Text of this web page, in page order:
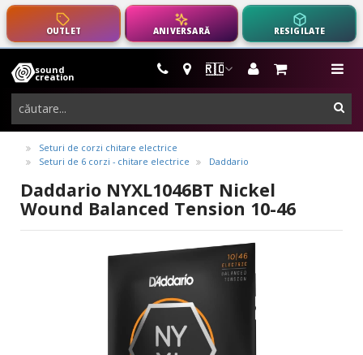
OUTLET ANIVERSARĂ RESIGILATE
🇷🇴
sound
creation
instrumente
muzicale,
echipamente
pro-
audio
Seturi de corzi chitare electrice
Seturi de 6 corzi - chitare electrice
Daddario
Daddario NYXL1046BT Nickel
Wound Balanced Tension 10-46